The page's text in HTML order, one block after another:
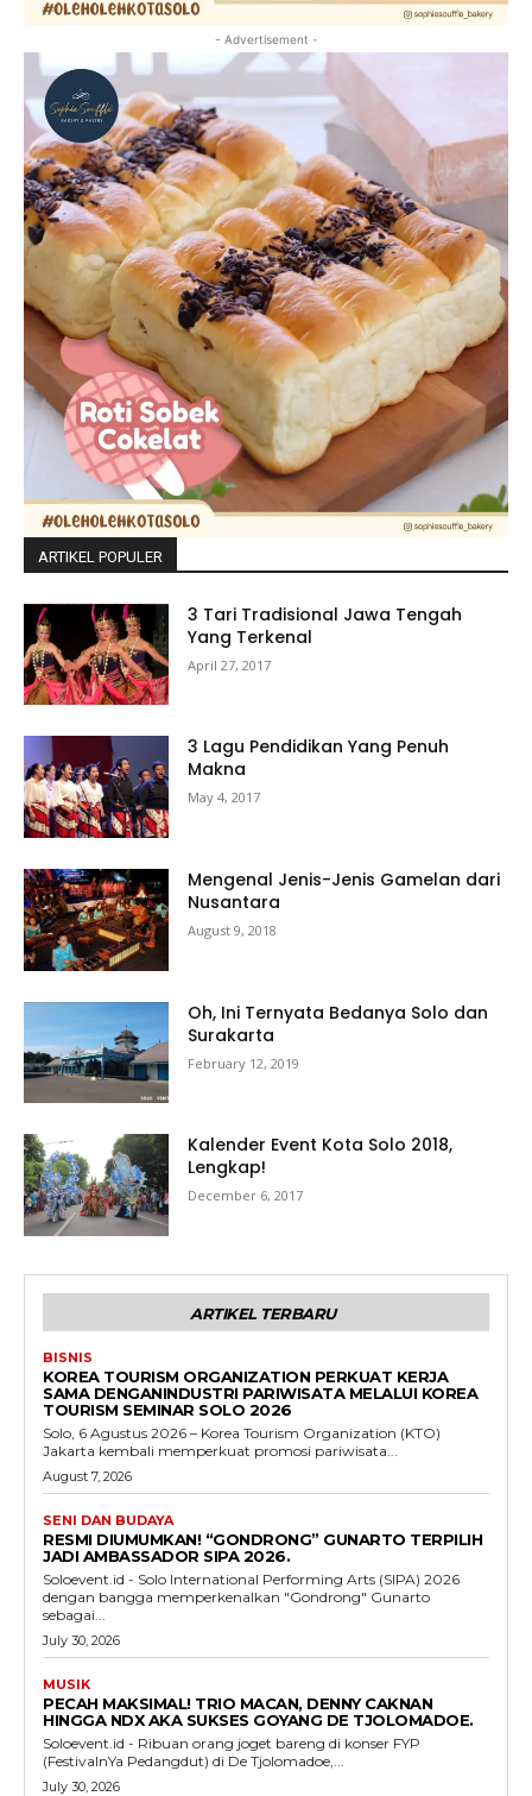
- Advertisement -
ARTIKEL POPULER
3 Tari Tradisional Jawa Tengah
Yang Terkenal
April 27, 2017
3 Lagu Pendidikan Yang Penuh
Makna
May 4, 2017
Mengenal Jenis-Jenis Gamelan dari
Nusantara
August 9, 2018
Oh, Ini Ternyata Bedanya Solo dan
Surakarta
February 12, 2019
Kalender Event Kota Solo 2018,
Lengkap!
December 6, 2017
ARTIKEL TERBARU
BISNIS
KOREA TOURISM ORGANIZATION PERKUAT KERJA
SAMA DENGANINDUSTRI PARIWISATA MELALUI KOREA
TOURISM SEMINAR SOLO 2026
Solo, 6 Agustus 2026 – Korea Tourism Organization (KTO)
Jakarta kembali memperkuat promosi pariwisata...
August 7, 2026
SENI DAN BUDAYA
RESMI DIUMUMKAN! “GONDRONG” GUNARTO TERPILIH
JADI AMBASSADOR SIPA 2026.
Soloevent.id - Solo International Performing Arts (SIPA) 2026
dengan bangga memperkenalkan "Gondrong" Gunarto
sebagai...
July 30, 2026
MUSIK
PECAH MAKSIMAL! TRIO MACAN, DENNY CAKNAN
HINGGA NDX AKA SUKSES GOYANG DE TJOLOMADOE.
Soloevent.id - Ribuan orang joget bareng di konser FYP
(FestivalnYa Pedangdut) di De Tjolomadoe,...
July 30, 2026